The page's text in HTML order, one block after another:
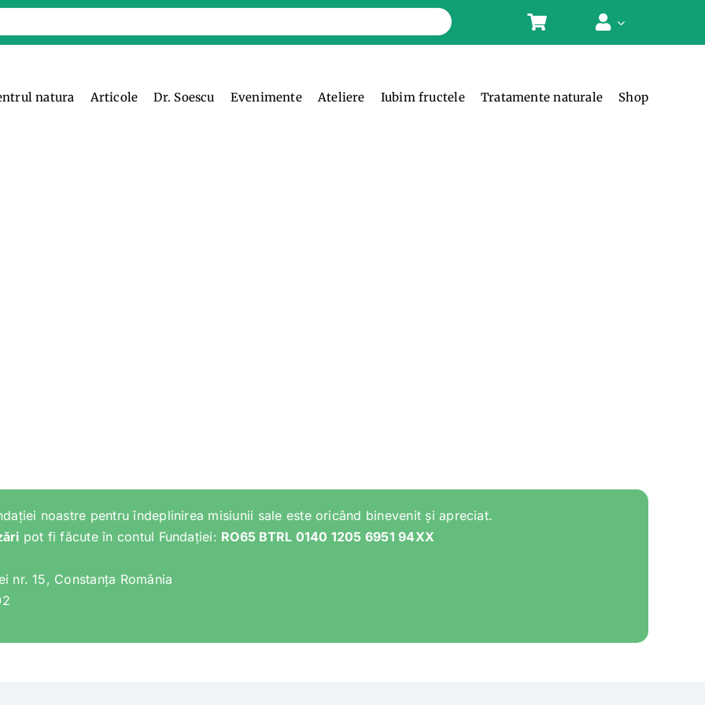
natura Articole Dr. Soescu Evenimente Ateliere Iubim fructele Tratamente naturale Shop
noastre pentru îndeplinirea misiunii sale este oricând binevenit și apreciat.
pot fi făcute în contul Fundației: RO65 BTRL 0140 1205 6951 94XX
nr. 15, Constanța România